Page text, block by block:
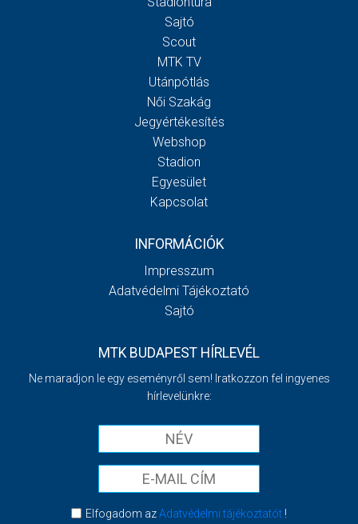
Sajtó
Scout
MTK TV
Utánpótlás
Női Szakág
Jegyértékesítés
Webshop
Stadion
Egyesület
Kapcsolat
INFORMÁCIÓK
Impresszum
Adatvédelmi Tájékoztató
Sajtó
MTK BUDAPEST HÍRLEVÉL
Ne maradjon le egy eseményről sem! Iratkozzon fel ingyenes
hírlevelünkre:
Elfogadom azAdatvédelmi tájékoztatót!